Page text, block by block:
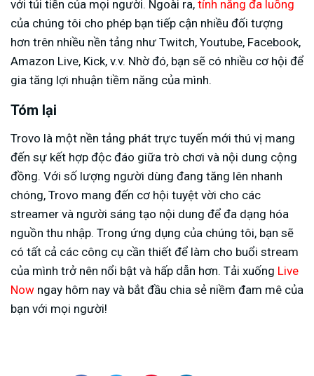
với túi tiền của mọi người. Ngoài ra, tính năng đa luồng
của chúng tôi cho phép bạn tiếp cận nhiều đối tượng
hơn trên nhiều nền tảng như Twitch, Youtube, Facebook,
Amazon Live, Kick, v.v. Nhờ đó, bạn sẽ có nhiều cơ hội để
gia tăng lợi nhuận tiềm năng của mình.
Tóm lại
Trovo là một nền tảng phát trực tuyến mới thú vị mang
đến sự kết hợp độc đáo giữa trò chơi và nội dung cộng
đồng. Với số lượng người dùng đang tăng lên nhanh
chóng, Trovo mang đến cơ hội tuyệt vời cho các
streamer và người sáng tạo nội dung để đa dạng hóa
nguồn thu nhập. Trong ứng dụng của chúng tôi, bạn sẽ
có tất cả các công cụ cần thiết để làm cho buổi stream
của mình trở nên nổi bật và hấp dẫn hơn. Tải xuống Live
Now ngay hôm nay và bắt đầu chia sẻ niềm đam mê của
bạn với mọi người!